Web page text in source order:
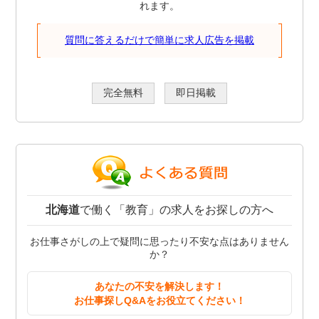
れます。
質問に答えるだけで簡単に求人広告を掲載
完全無料 即日掲載
北海道で働く「教育」の求人をお探しの方へ
お仕事さがしの上で疑問に思ったり不安な点はありません
か？
あなたの不安を解決します！
お仕事探しQ&Aをお役立てください！